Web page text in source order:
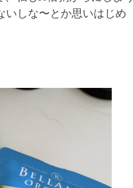
いしな〜とか思いはじめ